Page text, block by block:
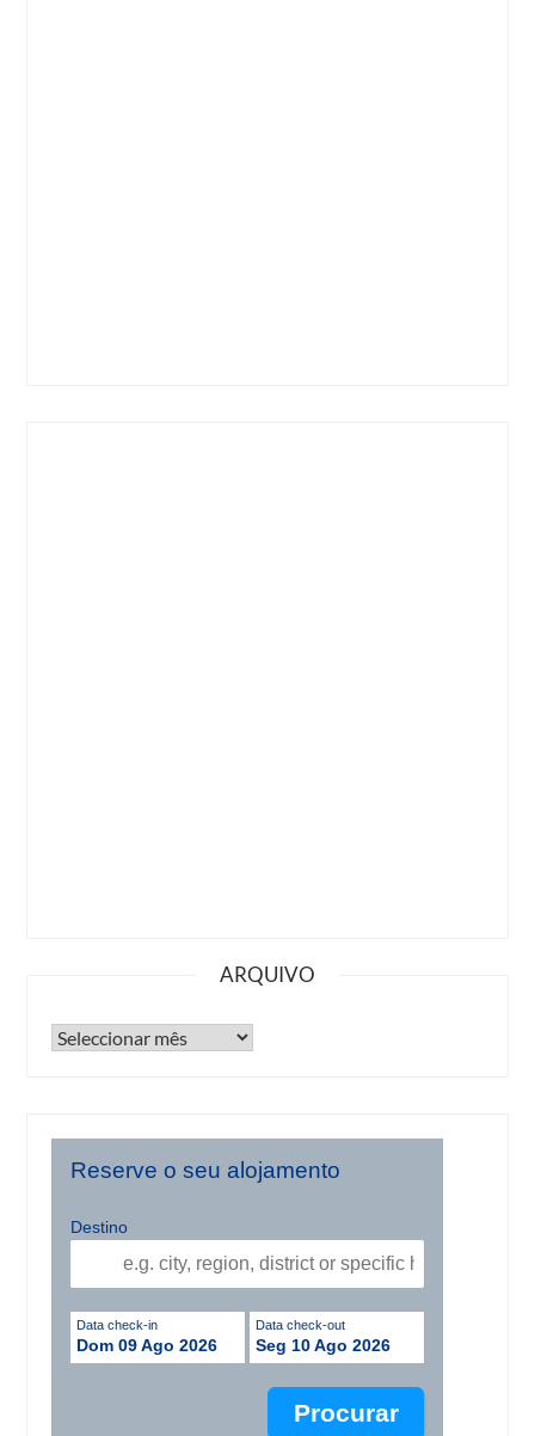
ARQUIVO
Reserve o seu alojamento
Destino
Data check-in
Dom 09 Ago 2026
Data check-out
Seg 10 Ago 2026